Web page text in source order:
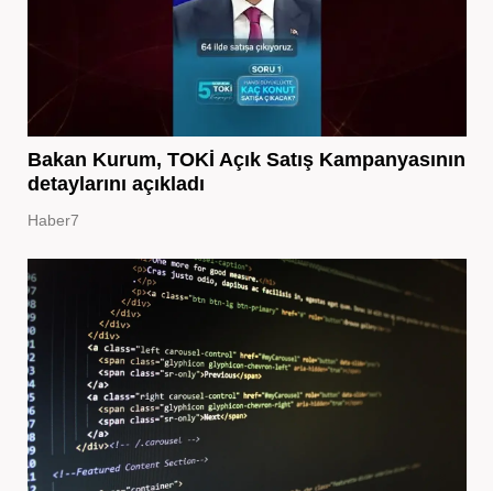
Bakan Kurum, TOKİ Açık Satış Kampanyasının
detaylarını açıkladı
Haber7